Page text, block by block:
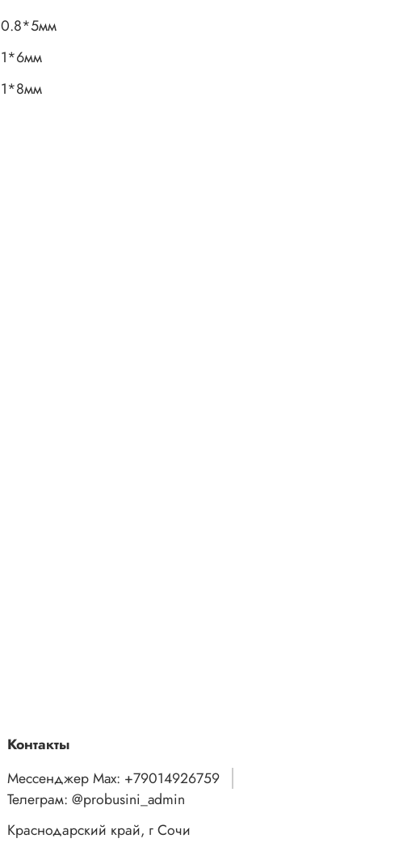
0.8*5мм
1*6мм
1*8мм
Контакты
Мессенджер Max: +79014926759
Телеграм: @probusini_admin
Краснодарский край, г Сочи